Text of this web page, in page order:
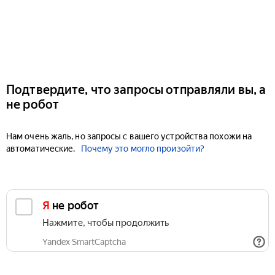
Подтвердите, что запросы отправляли вы, а
не робот
Нам очень жаль, но запросы с вашего устройства похожи на
автоматические.
Почему это могло произойти?
Я не робот
Нажмите, чтобы продолжить
Yandex SmartCaptcha